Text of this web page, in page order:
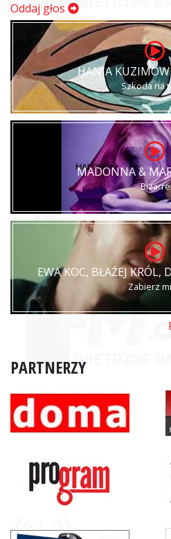
Oddaj głos
HANIA
Szkoda na
MADONNA &
Bizarre
EWA KOC, BŁAŻEJ KRÓL,
Zabierz
PARTNERZY